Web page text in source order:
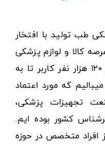
طب تولید با افتخار
در عرصه کالا و لوازم پزشکی
توانسته مورد اعتماد بیش از ۱۲۰ هزار نفر کاربر تا به
که مورد اعتماد
تجهیزات پزشکی،
کشور بوده ایم.
افراد متخصص در حوزه